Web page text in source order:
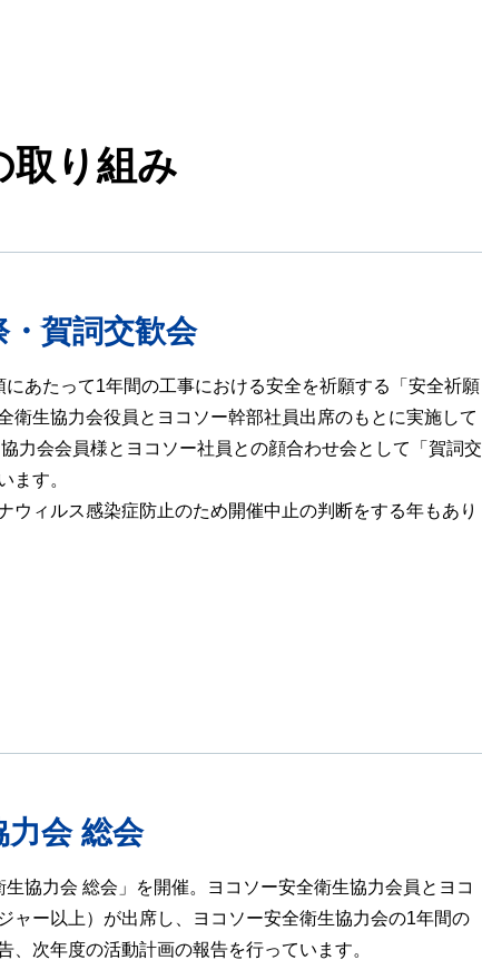
取り組み
・賀詞交歓会
にあたって1年間の工事における安全を祈願する「安全祈願
衛生協力会役員とヨコソー幹部社員出席のもとに実施して
力会会員様とヨコソー社員との顔合わせ会として「賀詞交
ます。
ウィルス感染症防止のため開催中止の判断をする年もあり
力会 総会
協力会 総会」を開催。ヨコソー安全衛生協力会員とヨコ
ャー以上）が出席し、ヨコソー安全衛生協力会の1年間の
、次年度の活動計画の報告を行っています。